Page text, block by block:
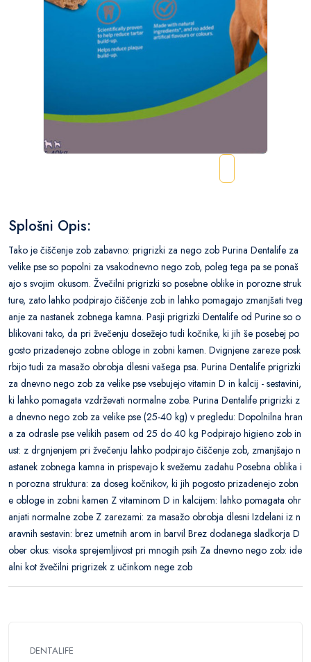
Splošni Opis:
Tako je čiščenje zob zabavno: prigrizki za nego zob Purina Dentalife za
velike pse so popolni za vsakodnevno nego zob, poleg tega pa se ponaš
ajo s svojim okusom. Žvečilni prigrizki so posebne oblike in porozne struk
ture, zato lahko podpirajo čiščenje zob in lahko pomagajo zmanjšati tveg
anje za nastanek zobnega kamna. Pasji prigrizki Dentalife od Purine so o
blikovani tako, da pri žvečenju dosežejo tudi kočnike, ki jih še posebej po
gosto prizadenejo zobne obloge in zobni kamen. Dvignjene zareze posk
rbijo tudi za masažo obrobja dlesni vašega psa. Purina Dentalife prigrizki
za dnevno nego zob za velike pse vsebujejo vitamin D in kalcij - sestavini,
ki lahko pomagata vzdrževati normalne zobe. Purina Dentalife prigrizki z
a dnevno nego zob za velike pse (25-40 kg) v pregledu: Dopolnilna hran
a za odrasle pse velikih pasem od 25 do 40 kg Podpirajo higieno zob in
ust: z drgnjenjem pri žvečenju lahko podpirajo čiščenje zob, zmanjšajo n
astanek zobnega kamna in prispevajo k svežemu zadahu Posebna oblika i
n porozna struktura: za doseg kočnikov, ki jih pogosto prizadenejo zobn
e obloge in zobni kamen Z vitaminom D in kalcijem: lahko pomagata ohr
anjati normalne zobe Z zarezami: za masažo obrobja dlesni Izdelani iz n
aravnih sestavin: brez umetnih arom in barvil Brez dodanega sladkorja D
ober okus: visoka sprejemljivost pri mnogih psih Za dnevno nego zob: ide
alni kot žvečilni prigrizek z učinkom nege zob
DENTALIFE